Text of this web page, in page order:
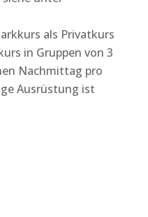
als Privatkurs
in Gruppen von 3
Nachmittag pro
Ausrüstung ist